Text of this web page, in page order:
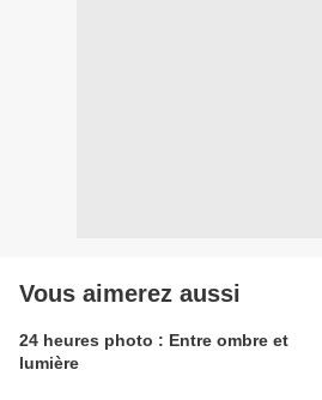
Vous aimerez aussi
24 heures photo : Entre ombre et
lumière